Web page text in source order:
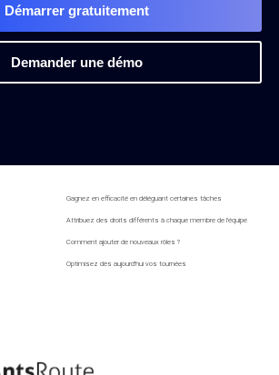
Démarrer gratuitement
Demander une démo
Gagnez en efficacité en déléguant certaines tâches
Attribuez des droits différents à chaque membre de l’équipe
Comment ajouter de nouveaux rôles ?
Optimisez dès aujourd’hui vos tournées